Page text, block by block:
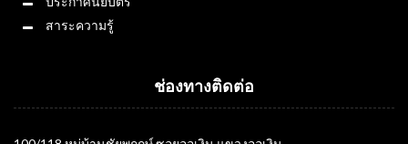
สาระความรู้
ช่องทางติดต่อ